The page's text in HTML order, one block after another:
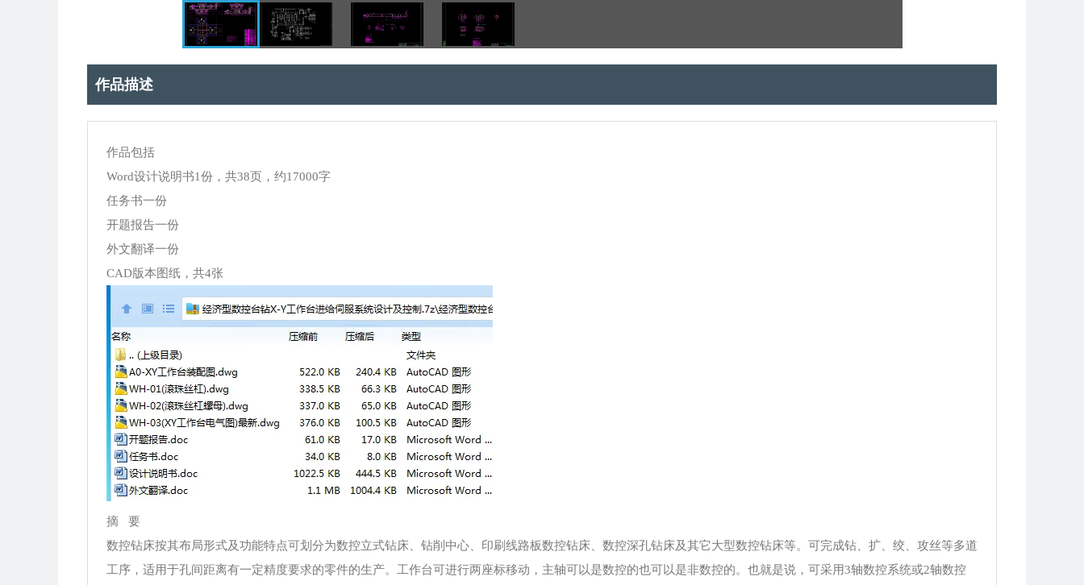
作品描述
作品包括
Word设计说明书1份，共38页，约17000字
任务书一份
开题报告一份
外文翻译一份
CAD版本图纸，共4张
摘 要
数控钻床按其布局形式及功能特点可划分为数控立式钻床、钻削中心、印刷线路板数控钻床、数控深孔钻床及其它大型数控钻床等。可完成钻、扩、绞、攻丝等多道
工序，适用于孔间距离有一定精度要求的零件的生产。工作台可进行两座标移动，主轴可以是数控的也可以是非数控的。也就是说，可采用3轴数控系统或2轴数控